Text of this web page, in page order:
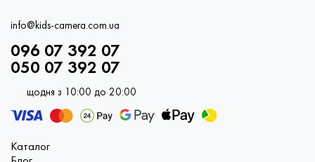
info@kids-camera.com.ua
096 07 392 07
050 07 392 07
щодня з 10:00 до 20:00
Каталог